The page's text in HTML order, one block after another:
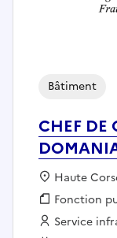
CHEF DE
Bâtiment
Haute
Fonction
Fonction
Employeur :
Service